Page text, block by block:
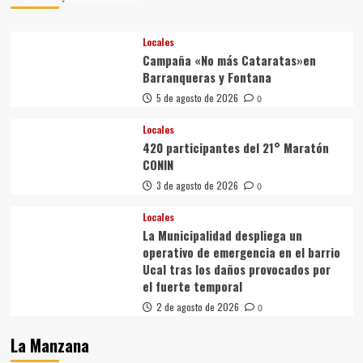
Locales
Campaña «No más Cataratas»en
Barranqueras y Fontana
5 de agosto de 2026 0
Locales
420 participantes del 21° Maratón
CONIN
3 de agosto de 2026 0
Locales
La Municipalidad despliega un
operativo de emergencia en el barrio
Ucal tras los daños provocados por
el fuerte temporal
2 de agosto de 2026 0
La Manzana